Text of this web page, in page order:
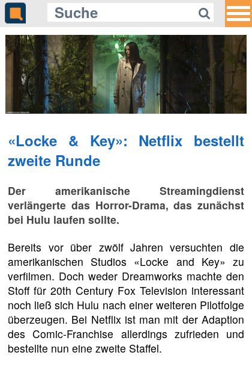
«Locke & Key»: Netflix bestellt
zweite Runde
Der amerikanische Streamingdienst
verlängerte das Horror-Drama, das zunächst
bei Hulu laufen sollte.
Bereits vor über zwölf Jahren versuchten die
amerikanischen Studios «Locke and Key» zu
verfilmen. Doch weder Dreamworks machte den
Stoff für 20th Century Fox Television interessant
noch ließ sich Hulu nach einer weiteren Pilotfolge
überzeugen. Bei Netflix ist man mit der Adaption
des Comic-Franchise allerdings zufrieden und
bestellte nun eine zweite Staffel.